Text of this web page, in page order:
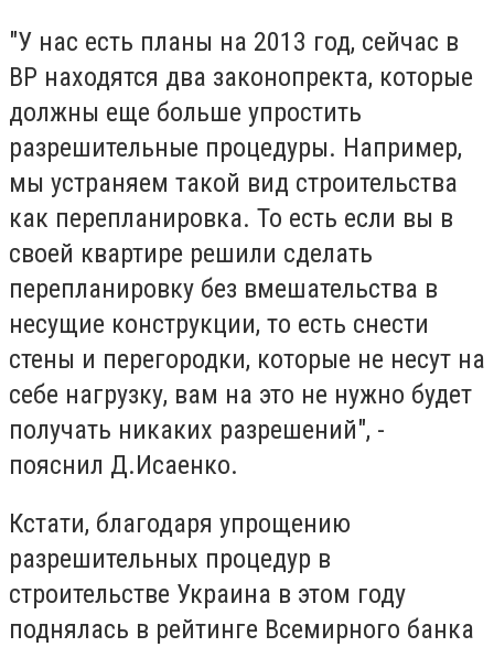
"У нас есть планы на 2013 год, сейчас в
ВР находятся два законопректа, которые
должны еще больше упростить
разрешительные процедуры. Например,
мы устраняем такой вид строительства
как перепланировка. То есть если вы в
своей квартире решили сделать
перепланировку без вмешательства в
несущие конструкции, то есть снести
стены и перегородки, которые не несут на
себе нагрузку, вам на это не нужно будет
получать никаких разрешений", -
пояснил Д.Исаенко.
Кстати, благодаря упрощению
разрешительных процедур в
строительстве Украина в этом году
поднялась в рейтинге Всемирного банка